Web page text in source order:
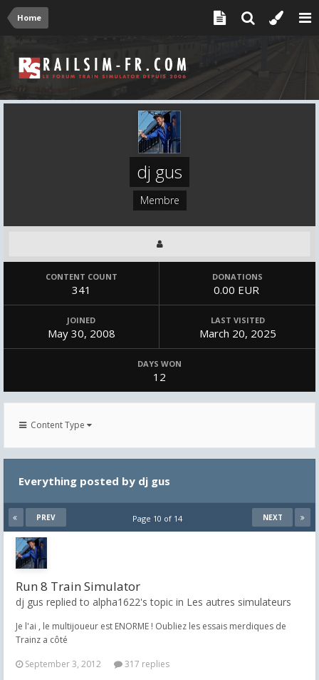
Home
dj gus
Membre
CONTENT COUNT
341
DONATIONS
0.00 EUR
JOINED
May 30, 2008
LAST VISITED
March 20, 2025
DAYS WON
12
Content Type
Everything posted by dj gus
PREV NEXT
Page 10 of 14
Run 8 Train Simulator
dj gus replied to alpha1622's topic in Les autres simulateurs
Je l'ai , le multijoueur est ENORME ! Oubliez les essais merdiques de
Trainz a côté
September 3, 2012
317 replies